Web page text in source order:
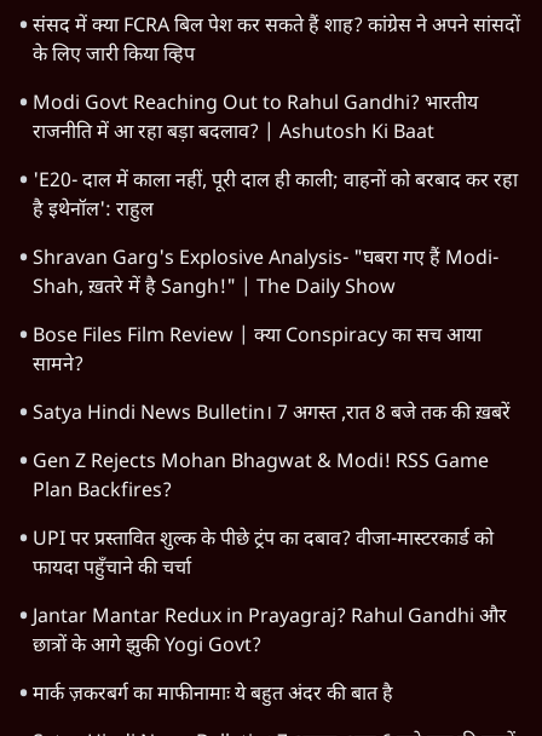
संसद में क्या FCRA बिल पेश कर सकते हैं शाह? कांग्रेस ने अपने सांसदों
के लिए जारी किया व्हिप
Modi Govt Reaching Out to Rahul Gandhi? भारतीय
राजनीति में आ रहा बड़ा बदलाव? | Ashutosh Ki Baat
'E20- दाल में काला नहीं, पूरी दाल ही काली; वाहनों को बरबाद कर रहा
है इथेनॉल': राहुल
Shravan Garg's Explosive Analysis- "घबरा गए हैं Modi-
Shah, ख़तरे में है Sangh!" | The Daily Show
Bose Files Film Review | क्या Conspiracy का सच आया
सामने?
Satya Hindi News Bulletin। 7 अगस्त ,रात 8 बजे तक की ख़बरें
Gen Z Rejects Mohan Bhagwat & Modi! RSS Game
Plan Backfires?
UPI पर प्रस्तावित शुल्क के पीछे ट्रंप का दबाव? वीजा-मास्टरकार्ड को
फायदा पहुँचाने की चर्चा
Jantar Mantar Redux in Prayagraj? Rahul Gandhi और
छात्रों के आगे झुकी Yogi Govt?
मार्क ज़करबर्ग का माफीनामाः ये बहुत अंदर की बात है